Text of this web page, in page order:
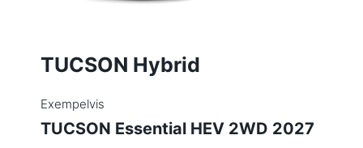
TUCSON Hybrid
Exempelvis
TUCSON Essential HEV 2WD 2027